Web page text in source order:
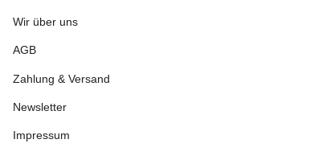
Wir über uns
AGB
Zahlung & Versand
Newsletter
Impressum